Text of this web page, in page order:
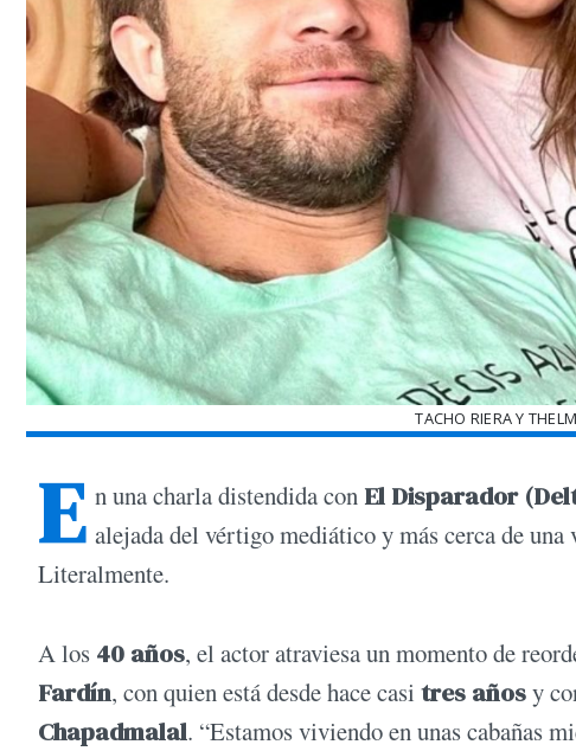
TACHO RIERA Y
E n una charla distendida con El Disparador
alejada del vértigo mediático y más cerca de
Literalmente.
A los 40 años, el actor atraviesa un momento de
Fardín, con quien está desde hace casi tres añosy
Chapadmalal. “Estamos viviendo en unas cabañas